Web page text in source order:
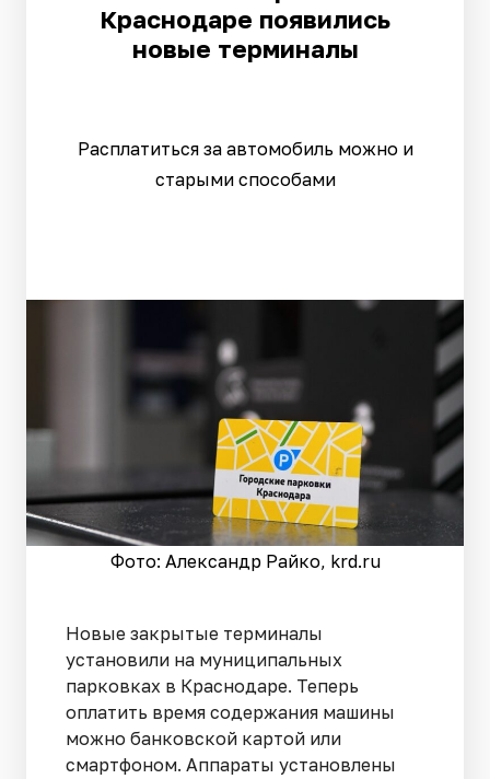
Краснодаре появились
новые терминалы
Расплатиться за автомобиль можно и
старыми способами
Фото: Александр Райко, krd.ru
Новые закрытые терминалы
установили на муниципальных
парковках в Краснодаре. Теперь
оплатить время содержания машины
можно банковской картой или
смартфоном. Аппараты установлены